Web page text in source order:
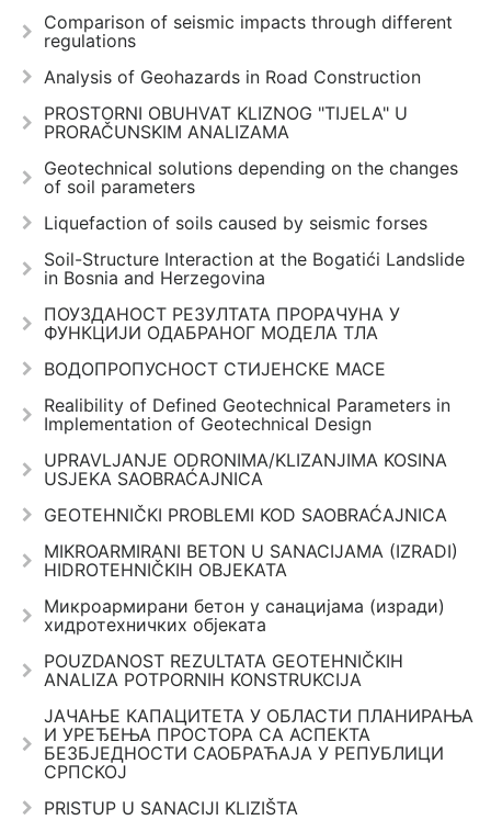
Comparison of seismic impacts through different
regulations
Analysis of Geohazards in Road Construction
PROSTORNI OBUHVAT KLIZNOG "TIJELA" U
PRORAČUNSKIM ANALIZAMA
Geotechnical solutions depending on the changes
of soil parameters
Liquefaction of soils caused by seismic forses
Soil-Structure Interaction at the Bogatići Landslide
in Bosnia and Herzegovina
ПОУЗДАНОСТ РЕЗУЛТАТА ПРОРАЧУНА У
ФУНКЦИЈИ ОДАБРАНОГ МОДЕЛА ТЛА
ВОДОПРОПУСНОСТ СТИЈЕНСКЕ МАСЕ
Realibility of Defined Geotechnical Parameters in
Implementation of Geotechnical Design
UPRAVLJANJE ODRONIMA/KLIZANJIMA KOSINA
USJEKA SAOBRAĆAJNICA
GEOTEHNIČKI PROBLEMI KOD SAOBRAĆAJNICA
MIKROARMIRANI BETON U SANACIJAMA (IZRADI)
HIDROTEHNIČKIH OBJEKATA
Микроармирани бетон у санацијама (изради)
хидротехничких објеката
POUZDANOST REZULTATA GEOTEHNIČKIH
ANALIZA POTPORNIH KONSTRUKCIJA
ЈАЧАЊЕ КАПАЦИТЕТА У ОБЛАСТИ ПЛАНИРАЊА
И УРЕЂЕЊА ПРОСТОРА СА АСПЕКТА
БЕЗБЈЕДНОСТИ САОБРАЋАЈА У РЕПУБЛИЦИ
СРПСКОЈ
PRISTUP U SANACIJI KLIZIŠTA